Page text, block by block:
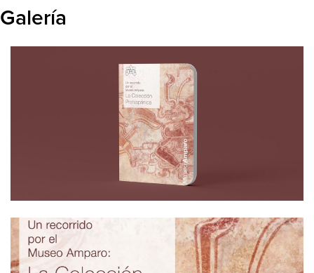
Galería